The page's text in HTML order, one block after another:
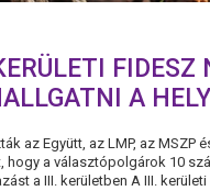
FIDESZ
A
az Együtt, az LMP, az MSZP
hogy a választópolgárok 10
a III. kerületben A III.